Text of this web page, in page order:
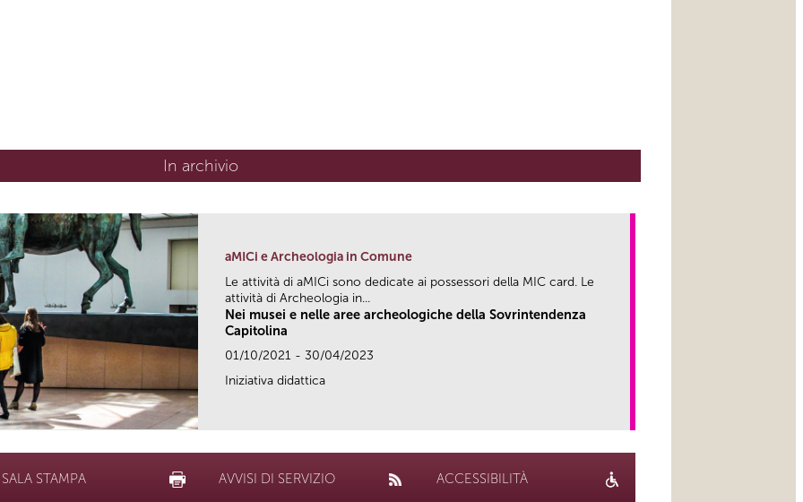
In archivio
aMICi e Archeologia in Comune
Le attività di aMICi sono dedicate ai possessori della MIC card. Le
attività di Archeologia in...
Nei musei e nelle aree archeologiche della Sovrintendenza
Capitolina
01/10/2021 - 30/04/2023
Iniziativa didattica
SALA STAMPA AVVISI DI SERVIZIO ACCESSIBILITÀ